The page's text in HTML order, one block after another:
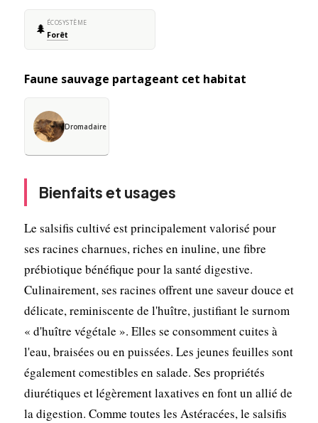
🌲 ÉCOSYSTÈME
Forêt
Faune sauvage partageant cet habitat
Dromadaire
Bienfaits et usages
Le salsifis cultivé est principalement valorisé pour
ses racines charnues, riches en inuline, une fibre
prébiotique bénéfique pour la santé digestive.
Culinairement, ses racines offrent une saveur douce et
délicate, reminiscente de l'huître, justifiant le surnom
« d'huître végétale ». Elles se consomment cuites à
l'eau, braisées ou en puissées. Les jeunes feuilles sont
également comestibles en salade. Ses propriétés
diurétiques et légèrement laxatives en font un allié de
la digestion. Comme toutes les Astéracées, le salsifis